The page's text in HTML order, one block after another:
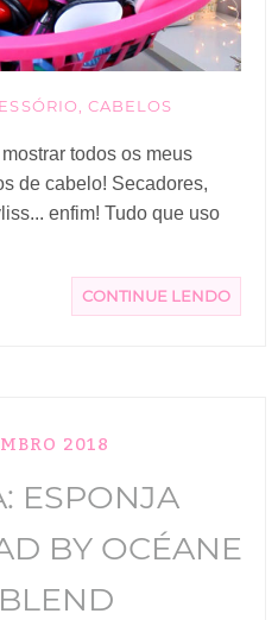
, CABELOS
todos os meus
de cabelo! Secadores,
enfim! Tudo que uso
CONTINUE LENDO
2018
ESPONJA
BY OCÉANE